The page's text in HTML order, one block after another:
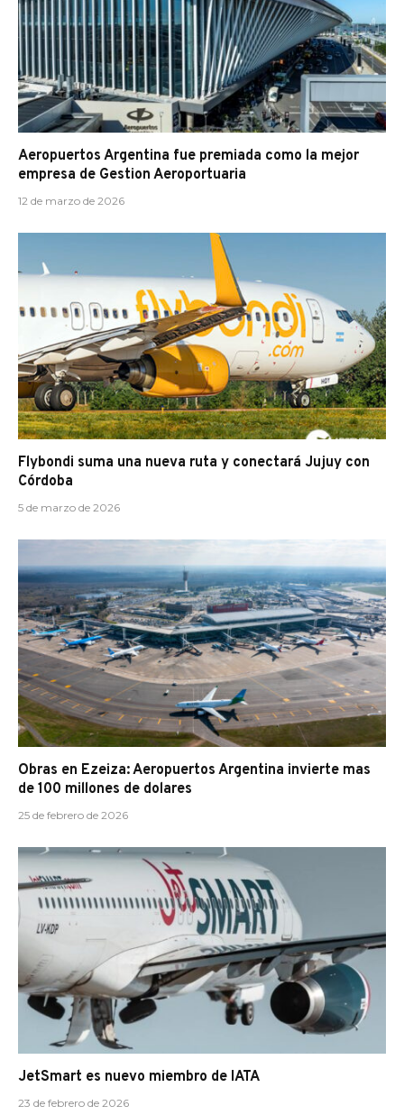
Aeropuertos Argentina fue premiada como la mejor
empresa de Gestion Aeroportuaria
12 de marzo de 2026
Flybondi suma una nueva ruta y conectará Jujuy con
Córdoba
5 de marzo de 2026
Obras en Ezeiza: Aeropuertos Argentina invierte mas
de 100 millones de dolares
25 de febrero de 2026
JetSmart es nuevo miembro de IATA
23 de febrero de 2026